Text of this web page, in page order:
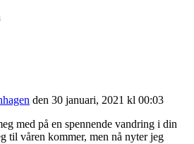
den 30 januari, 2021 kl 00:03
med på en spennende vandring i din
til våren kommer, men nå nyter jeg